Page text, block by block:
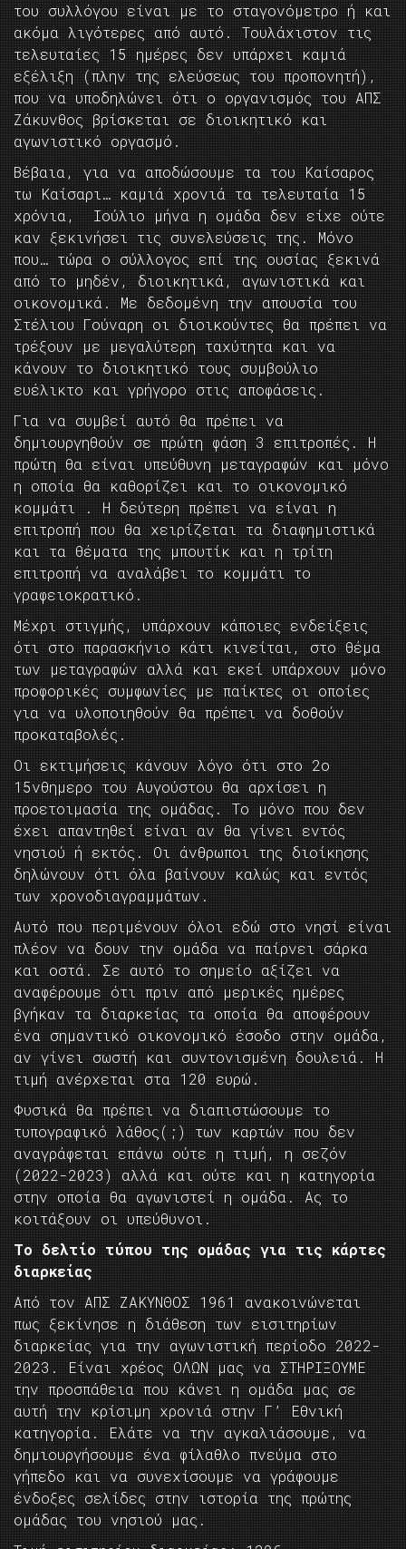
του συλλόγου είναι με το σταγονόμετρο ή και
ακόμα λιγότερες από αυτό. Τουλάχιστον τις
τελευταίες 15 ημέρες δεν υπάρχει καμιά
εξέλιξη (πλην της ελεύσεως του προπονητή),
που να υποδηλώνει ότι ο οργανισμός του ΑΠΣ
Ζάκυνθος βρίσκεται σε διοικητικό και
αγωνιστικό οργασμό.
Βέβαια, για να αποδώσουμε τα του Καίσαρος
τω Καίσαρι… καμιά χρονιά τα τελευταία 15
χρόνια, Ιούλιο μήνα η ομάδα δεν είχε ούτε
καν ξεκινήσει τις συνελεύσεις της. Μόνο
που… τώρα ο σύλλογος επί της ουσίας ξεκινά
από το μηδέν, διοικητικά, αγωνιστικά και
οικονομικά. Με δεδομένη την απουσία του
Στέλιου Γούναρη οι διοικούντες θα πρέπει να
τρέξουν με μεγαλύτερη ταχύτητα και να
κάνουν το διοικητικό τους συμβούλιο
ευέλικτο και γρήγορο στις αποφάσεις.
Για να συμβεί αυτό θα πρέπει να
δημιουργηθούν σε πρώτη φάση 3 επιτροπές. Η
πρώτη θα είναι υπεύθυνη μεταγραφών και μόνο
η οποία θα καθορίζει και το οικονομικό
κομμάτι . Η δεύτερη πρέπει να είναι η
επιτροπή που θα χειρίζεται τα διαφημιστικά
και τα θέματα της μπουτίκ και η τρίτη
επιτροπή να αναλάβει το κομμάτι το
γραφειοκρατικό.
Μέχρι στιγμής, υπάρχουν κάποιες ενδείξεις
ότι στο παρασκήνιο κάτι κινείται, στο θέμα
των μεταγραφών αλλά και εκεί υπάρχουν μόνο
προφορικές συμφωνίες με παίκτες οι οποίες
για να υλοποιηθούν θα πρέπει να δοθούν
προκαταβολές.
Οι εκτιμήσεις κάνουν λόγο ότι στο 2ο
15νθημερο του Αυγούστου θα αρχίσει η
προετοιμασία της ομάδας. Το μόνο που δεν
έχει απαντηθεί είναι αν θα γίνει εντός
νησιού ή εκτός. Οι άνθρωποι της διοίκησης
δηλώνουν ότι όλα βαίνουν καλώς και εντός
των χρονοδιαγραμμάτων.
Αυτό που περιμένουν όλοι εδώ στο νησί είναι
πλέον να δουν την ομάδα να παίρνει σάρκα
και οστά. Σε αυτό το σημείο αξίζει να
αναφέρουμε ότι πριν από μερικές ημέρες
βγήκαν τα διαρκείας τα οποία θα αποφέρουν
ένα σημαντικό οικονομικό έσοδο στην ομάδα,
αν γίνει σωστή και συντονισμένη δουλειά. Η
τιμή ανέρχεται στα 120 ευρώ.
Φυσικά θα πρέπει να διαπιστώσουμε το
τυπογραφικό λάθος(;) των καρτών που δεν
αναγράφεται επάνω ούτε η τιμή, η σεζόν
(2022-2023) αλλά και ούτε και η κατηγορία
στην οποία θα αγωνιστεί η ομάδα. Ας το
κοιτάξουν οι υπεύθυνοι.
Το δελτίο τύπου της ομάδας για τις κάρτες
διαρκείας
Από τον ΑΠΣ ΖΑΚΥΝΘΟΣ 1961 ανακοινώνεται
πως ξεκίνησε η διάθεση των εισιτηρίων
διαρκείας για την αγωνιστική περίοδο 2022-
2023. Είναι χρέος ΟΛΩΝ μας να ΣΤΗΡΙΞΟΥΜΕ
την προσπάθεια που κάνει η ομάδα μας σε
αυτή την κρίσιμη χρονιά στην Γ’ Εθνική
κατηγορία. Ελάτε να την αγκαλιάσουμε, να
δημιουργήσουμε ένα φίλαθλο πνεύμα στο
γήπεδο και να συνεχίσουμε να γράφουμε
ένδοξες σελίδες στην ιστορία της πρώτης
ομάδας του νησιού μας.